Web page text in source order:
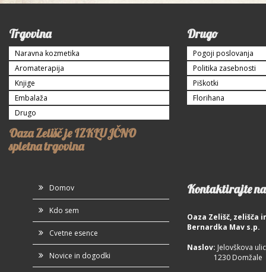
Trgovina
Naravna kozmetika
Aromaterapija
Knjige
Embalaža
Drugo
Oaza Zelišč je IZKLUJČNO
spletna trgovina
Drugo
Pogoji poslovanja
Politika zasebnosti
Piškotki
Florihana
Domov
Kdo sem
Cvetne esence
Novice in dogodki
Kontaktirajte
Oaza Zelišč, zelišča
Bernardka Mav s.p.
Naslov: Jelovškova
1230 Domžale